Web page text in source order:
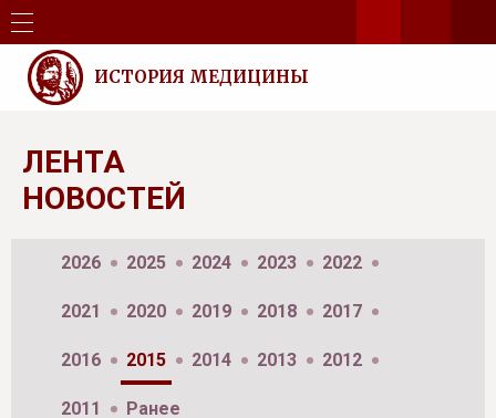
ИСТОРИЯ МЕДИЦИНЫ
ЛЕНТА
НОВОСТЕЙ
2026 2025 2024 2023 2022
2021 2020 2019 2018 2017
2016 2015 2014 2013 2012
2011 Ранее